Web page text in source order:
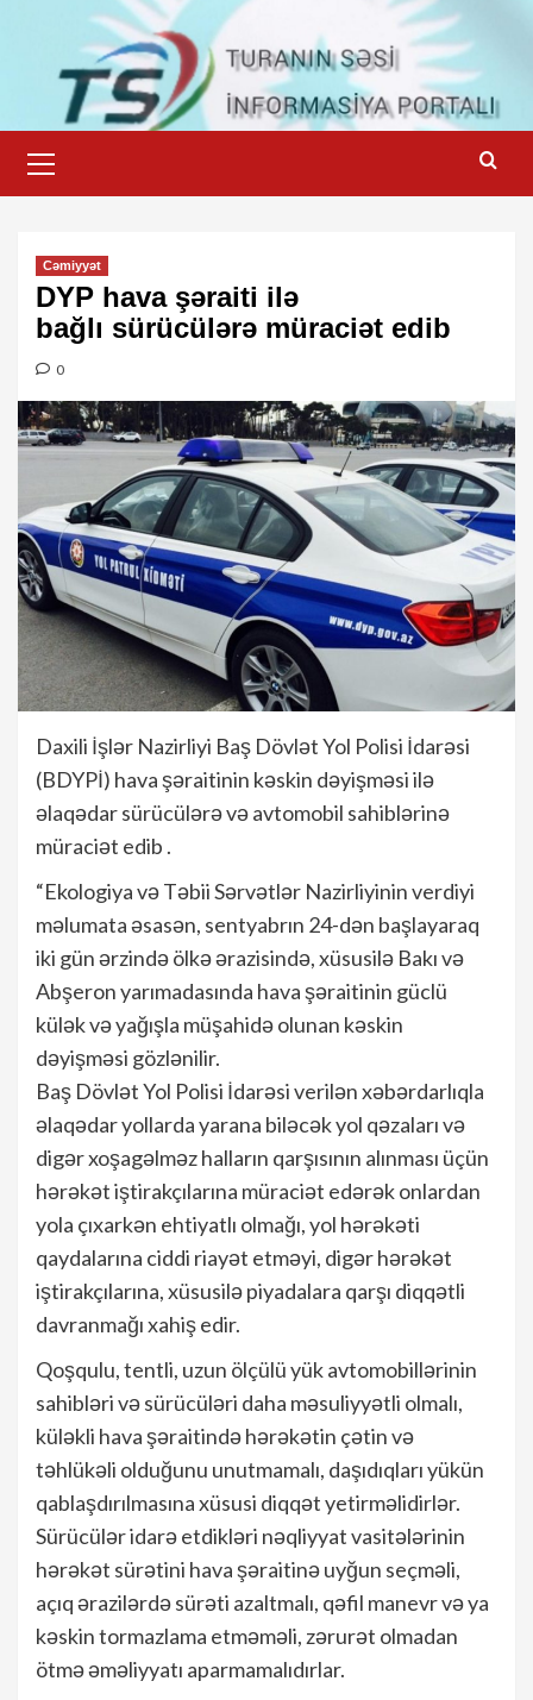
content
Menu
Cəmiyyət
DYP hava şəraiti ilə
bağlı sürücülərə müraciət edib
0
Daxili İşlər Nazirliyi Baş Dövlət Yol Polisi İdarəsi
(BDYPİ) hava şəraitinin kəskin dəyişməsi ilə
əlaqədar sürücülərə və avtomobil sahiblərinə
müraciət edib .
“Ekologiya və Təbii Sərvətlər Nazirliyinin verdiyi
məlumata əsasən, sentyabrın 24-dən başlayaraq
iki gün ərzində ölkə ərazisində, xüsusilə Bakı və
Abşeron yarımadasında hava şəraitinin güclü
külək və yağışla müşahidə olunan kəskin
dəyişməsi gözlənilir.
Baş Dövlət Yol Polisi İdarəsi verilən xəbərdarlıqla
əlaqədar yollarda yarana biləcək yol qəzaları və
digər xoşagəlməz halların qarşısının alınması üçün
hərəkət iştirakçılarına müraciət edərək onlardan
yola çıxarkən ehtiyatlı olmağı, yol hərəkəti
qaydalarına ciddi riayət etməyi, digər hərəkət
iştirakçılarına, xüsusilə piyadalara qarşı diqqətli
davranmağı xahiş edir.
Qoşqulu, tentli, uzun ölçülü yük avtomobillərinin
sahibləri və sürücüləri daha məsuliyyətli olmalı,
küləkli hava şəraitində hərəkətin çətin və
təhlükəli olduğunu unutmamalı, daşıdıqları yükün
qablaşdırılmasına xüsusi diqqət yetirməlidirlər.
Sürücülər idarə etdikləri nəqliyyat vasitələrinin
hərəkət sürətini hava şəraitinə uyğun seçməli,
açıq ərazilərdə sürəti azaltmalı, qəfil manevr və ya
kəskin tormazlama etməməli, zərurət olmadan
ötmə əməliyyatı aparmamalıdırlar.